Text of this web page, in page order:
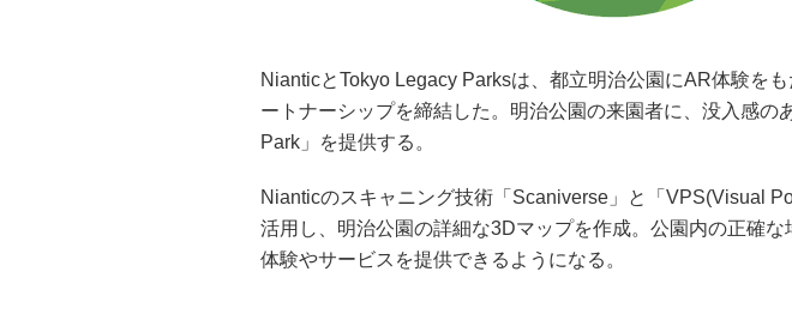
NianticとTokyo Legacy Parksは、都立明治公園にAR体験を
ートナーシップを締結した。明治公園の来園者に、没入感の
Park」を提供する。
Nianticのスキャニング技術「Scaniverse」と「VPS(Visual
活用し、明治公園の詳細な3Dマップを作成。公園内の正確な
体験やサービスを提供できるようになる。